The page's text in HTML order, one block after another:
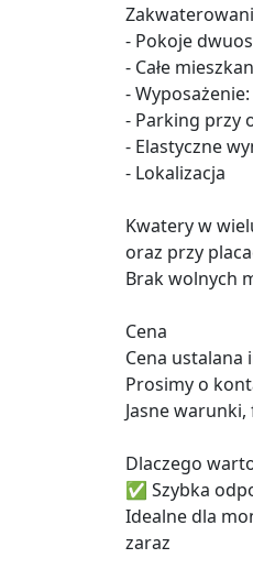
- Pokoje
- Całe
-
- Parking przy
- Elastyczne
- Lokalizacja
Kwatery w
oraz przy
Brak wolnych
Cena
Cena ustalana
Prosimy o
Jasne
Dlaczego
✅ Szybka
Idealne dla
zaraz